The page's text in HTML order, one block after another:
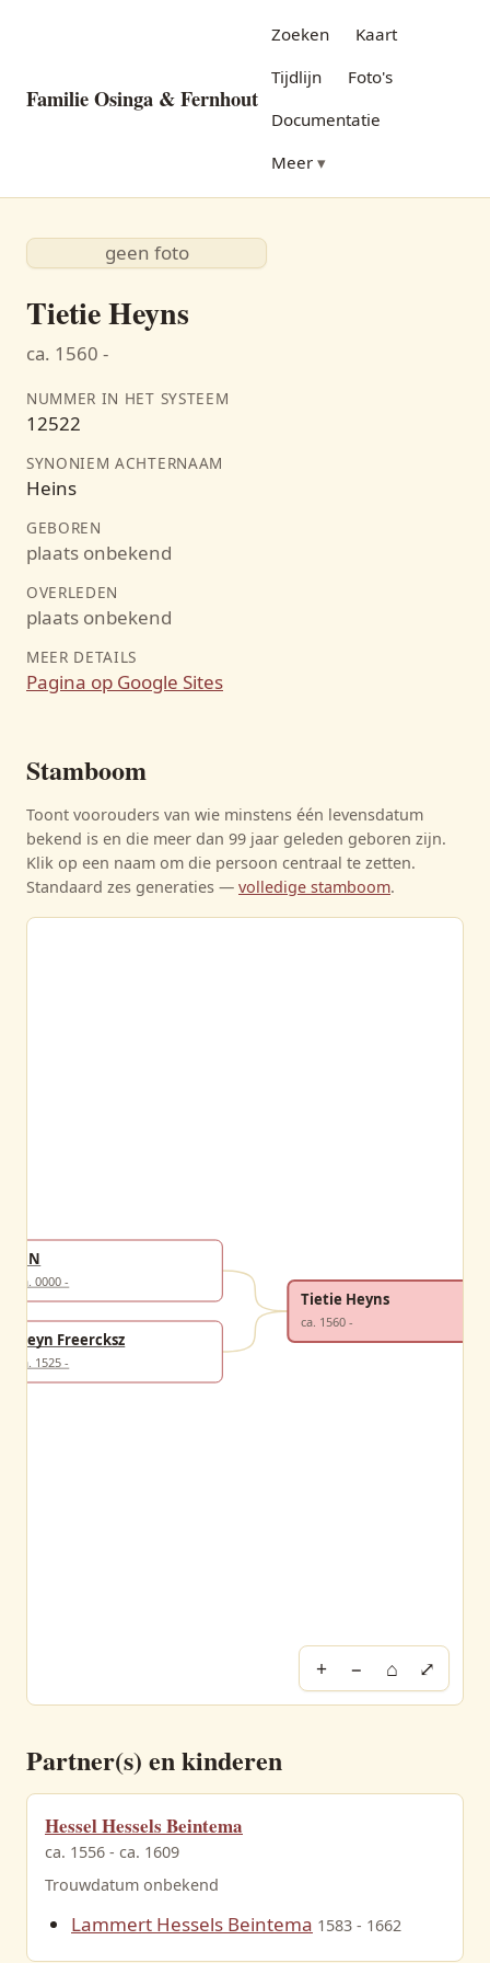
Familie Osinga & Fernhout
Zoeken
Kaart
Tijdlijn
Foto's
Documentatie
Meer
geen foto
Tietie Heyns
ca. 1560 -
NUMMER IN HET SYSTEEM
12522
SYNONIEM ACHTERNAAM
Heins
GEBOREN
plaats onbekend
OVERLEDEN
plaats onbekend
MEER DETAILS
Pagina op Google Sites
Stamboom
Toont voorouders van wie minstens één levensdatum
bekend is en die meer dan 99 jaar geleden geboren zijn.
Klik op een naam om die persoon centraal te zetten.
Standaard zes generaties — volledige stamboom.
NN
ca. 0000 -
Heyn Freercksz
ca. 1525 -
Tietie Heyns
ca. 1560 -
+ − ⌂ ⤢
Partner(s) en kinderen
Hessel Hessels Beintema
ca. 1556 - ca. 1609
Trouwdatum onbekend
Lammert Hessels Beintema 1583 - 1662